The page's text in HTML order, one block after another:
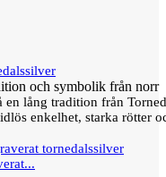
och symbolik från norr
en lång tradition från
enkelhet, starka rötter